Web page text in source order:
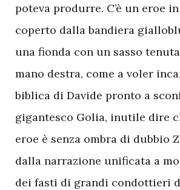
poteva produrre. C’è un eroe
coperto dalla bandiera
una fionda con un sasso
mano destra, come a voler
biblica di Davide pronto a
gigantesco Golia, inutile dire
eroe è senza ombra di dubbio
dalla narrazione unificata a
dei fasti di grandi condottieri